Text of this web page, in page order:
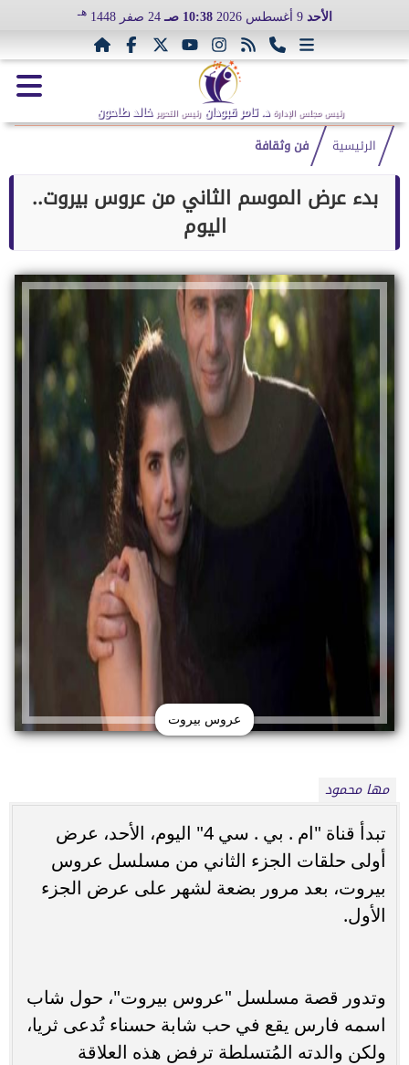
الأحد 9 أغسطس 2026 10:38 صـ 24 صفر 1448 هـ
رئيس مجلس الإدارة د. تامر قبودان رئيس التحرير خالد طاحون
الرئيسية فن وثقافة
بدء عرض الموسم الثاني من عروس بيروت..
اليوم
عروس بيروت
مها محمود
تبدأ قناة "ام . بي . سي 4" اليوم، الأحد، عرض
أولى حلقات الجزء الثاني من مسلسل عروس
بيروت، بعد مرور بضعة لشهر على عرض الجزء
الأول.
وتدور قصة مسلسل "عروس بيروت"، حول شاب
اسمه فارس يقع في حب شابة حسناء تُدعى ثريا،
ولكن والدته المُتسلطة ترفض هذه العلاقة